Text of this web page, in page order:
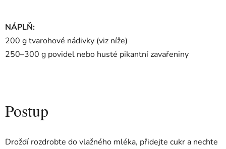
NÁPLŇ:
200 g tvarohové nádivky (viz níže)
250–300 g povidel nebo husté pikantní zavařeniny
Postup
Droždí rozdrobte do vlažného mléka, přidejte cukr a nechte